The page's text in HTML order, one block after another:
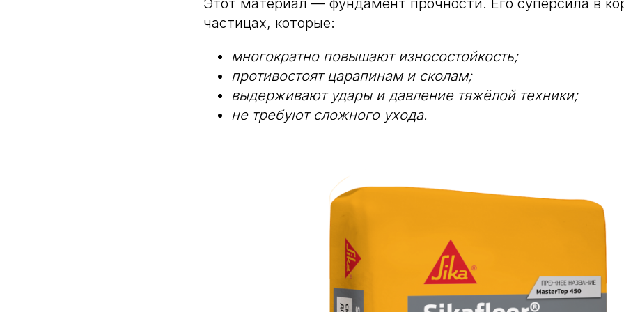
частицах, которые:
многократно повышают износостойкость;
противостоят царапинам и сколам;
выдерживают удары и давление тяжёлой техники;
не требуют сложного ухода.